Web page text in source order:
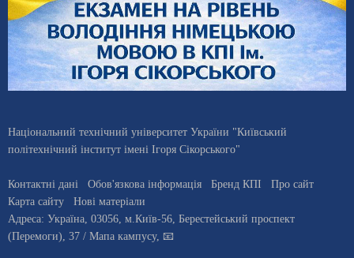
Національний технічний університет України "Київський
політехнічний інститут імені Ігоря Сікорського"
Контактні дані Обов'язкова інформація Бренд КПІ
Про сайт
Карта сайту
Нові матеріали
Адреса: Україна, 03056, м.Київ-56, Берестейський проспект
(Перемоги), 37 / Мапа кампусу, 📧